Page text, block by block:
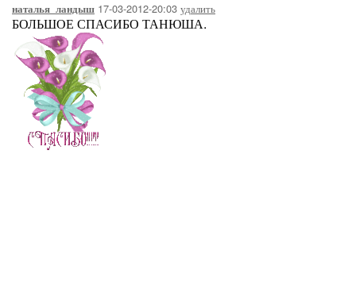
наталья_ландыш 17-03-2012-20:03 удалить
БОЛЬШОЕ СПАСИБО ТАНЮША.